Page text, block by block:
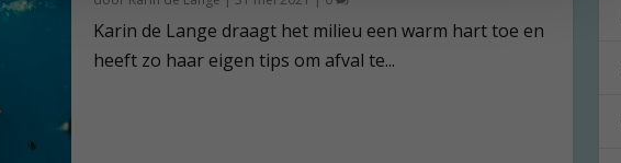
Karin de Lange draagt het milieu een warm hart toe en
heeft zo haar eigen tips om afval te...